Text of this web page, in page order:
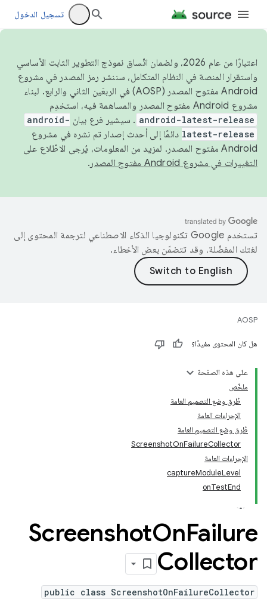
تسجيل الدخول
اعتبارًا من عام 2026، ولضمان اتّساق نموذج التطوير الثابت الأساسي
واستقرار المنصة في النظام المتكامل، سننشر رمز المصدر في مشروع
Android مفتوح المصدر (AOSP) في الربعَين الثاني والرابع. لبناء
مشروع Android مفتوح المصدر والمساهمة فيه، استخدِم
android-latest-release . سيشير فرع بيان android-
latest-release دائمًا إلى أحدث إصدار تم نشره في مشروع
Android مفتوح المصدر. لمزيد من المعلومات، يُرجى الاطّلاع على
التغييرات في مشروع Android مفتوح المصدر
.
تستخدم Google تكنولوجيا الذكاء الاصطناعي لترجمة المحتوى إلى
لغتك المفضّلة، وقد تتضمّن بعض الأخطاء.
AOSP
هل كان المحتوى مفيدًا؟
على هذه الصفحة
ملخّص
طُرق وضع التصميم العامة
الإجراءات العامة
طُرق وضع التصميم العامة
‫ScreenshotOnFailureCollector
الإجراءات العامة
captureModuleLevel
onTestEnd
‫ScreenshotOnFailure
Collector
public class ScreenshotOnFailureCollector